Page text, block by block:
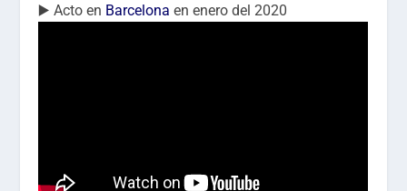
▶️ Acto en Barcelona en enero del 2020